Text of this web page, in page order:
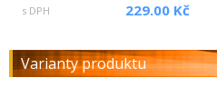
s DPH 229.00 Kč
Varianty produktu